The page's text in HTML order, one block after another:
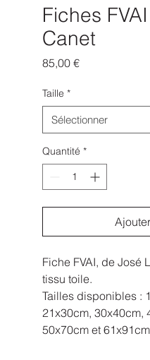
Fiches
Canet
85,00 €Prix
Taille *
Quantité *
Fiche FVAI, de José
tissu toile.
Tailles disponibles :
21x30cm, 30x40cm,
50x70cm et